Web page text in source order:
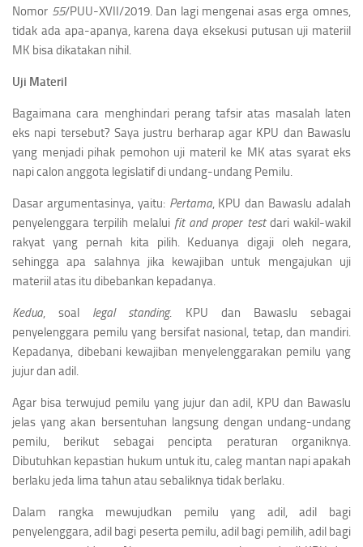
Nomor 55/PUU-XVII/2019. Dan lagi mengenai asas erga omnes,
tidak ada apa-apanya, karena daya eksekusi putusan uji materiil
MK bisa dikatakan nihil.
Uji Materil
Bagaimana cara menghindari perang tafsir atas masalah laten
eks napi tersebut? Saya justru berharap agar KPU dan Bawaslu
yang menjadi pihak pemohon uji materil ke MK atas syarat eks
napi calon anggota legislatif di undang-undang Pemilu.
Dasar argumentasinya, yaitu: Pertama, KPU dan Bawaslu adalah
penyelenggara terpilih melalui fit and proper testdari wakil-wakil
rakyat yang pernah kita pilih. Keduanya digaji oleh negara,
sehingga apa salahnya jika kewajiban untuk mengajukan uji
materiil atas itu dibebankan kepadanya.
Kedua, soal legal standing. KPU dan Bawaslu sebagai
penyelenggara pemilu yang bersifat nasional, tetap, dan mandiri.
Kepadanya, dibebani kewajiban menyelenggarakan pemilu yang
jujur dan adil.
Agar bisa terwujud pemilu yang jujur dan adil, KPU dan Bawaslu
jelas yang akan bersentuhan langsung dengan undang-undang
pemilu, berikut sebagai pencipta peraturan organiknya.
Dibutuhkan kepastian hukum untuk itu, caleg mantan napi apakah
berlaku jeda lima tahun atau sebaliknya tidak berlaku.
Dalam rangka mewujudkan pemilu yang adil, adil bagi
penyelenggara, adil bagi peserta pemilu, adil bagi pemilih, adil bagi